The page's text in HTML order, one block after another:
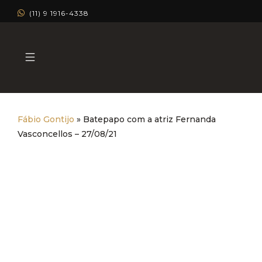
(11) 9 1916-4338
Fábio Gontijo » Batepapo com a atriz Fernanda
Vasconcellos – 27/08/21